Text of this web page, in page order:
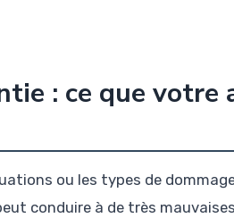
: ce que votre
ou les types de
conduire à de très